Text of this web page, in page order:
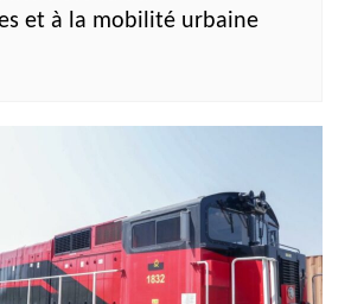
et à la mobilité urbaine